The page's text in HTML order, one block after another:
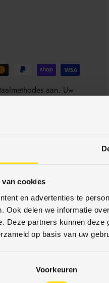
van cookies
en advertenties te
Ook delen we informatie
Deze partners kunnen
op basis van uw
Voorkeuren
aan. Uw
U kunt met